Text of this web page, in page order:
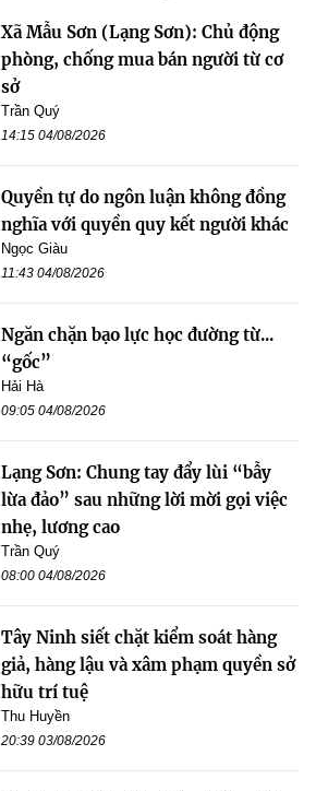
Xã Mẫu Sơn (Lạng Sơn): Chủ động
phòng, chống mua bán người từ cơ
sở
Trần Quý
14:15 04/08/2026
Quyền tự do ngôn luận không đồng
nghĩa với quyền quy kết người khác
Ngọc Giàu
11:43 04/08/2026
Ngăn chặn bạo lực học đường từ...
“gốc”
Hải Hà
09:05 04/08/2026
Lạng Sơn: Chung tay đẩy lùi “bẫy
lừa đảo” sau những lời mời gọi việc
nhẹ, lương cao
Trần Quý
08:00 04/08/2026
Tây Ninh siết chặt kiểm soát hàng
giả, hàng lậu và xâm phạm quyền sở
hữu trí tuệ
Thu Huyền
20:39 03/08/2026